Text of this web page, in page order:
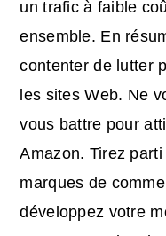
un trafic à faible
ensemble. En
contenter de lutter
les sites Web. Ne
vous battre pour
Amazon. Tirez parti
marques de
développez votre